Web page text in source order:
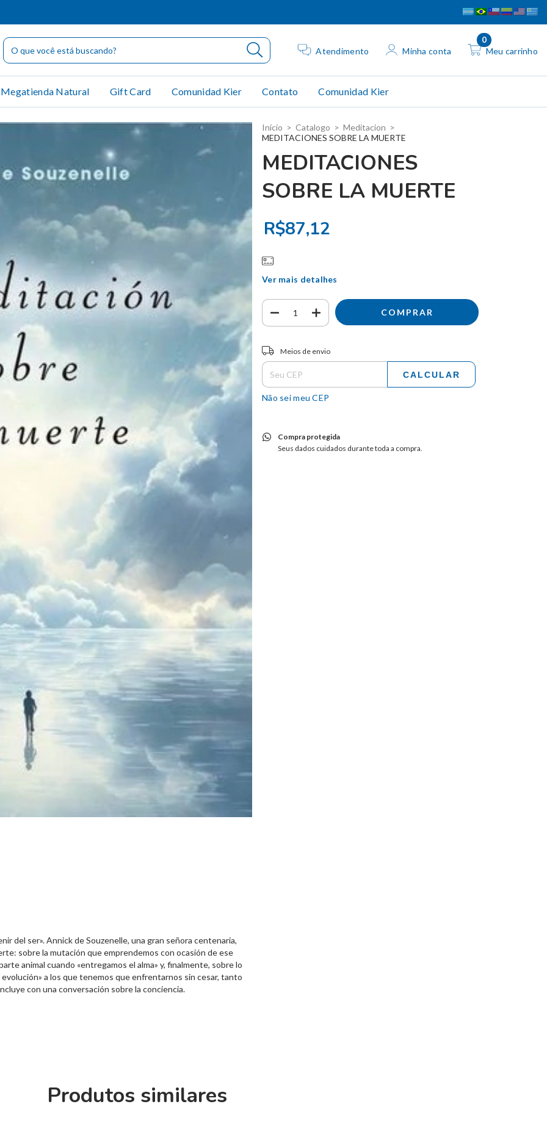
Atendimento Minha conta Meu carrinho
0
Megatienda Natural Gift Card Comunidad Kier Contato Comunidad Kier
del ser». Annick de Souzenelle, una gran señora centenaria,
sobre la mutación que emprendemos con ocasión de ese
animal cuando «entregamos el alma» y, finalmente, sobre lo
a los que tenemos que enfrentarnos sin cesar, tanto
con una conversación sobre la conciencia.
Início > Catalogo > Meditacion >
MEDITACIONES SOBRE LA MUERTE
MEDITACIONES
SOBRE LA MUERTE
R$87,12
Ver mais detalhes
Entregas para o CEP:
Meios de envio
CALCULAR
Não sei meu CEP
Compra protegida
Seus dados cuidados durante toda a compra.
Produtos similares